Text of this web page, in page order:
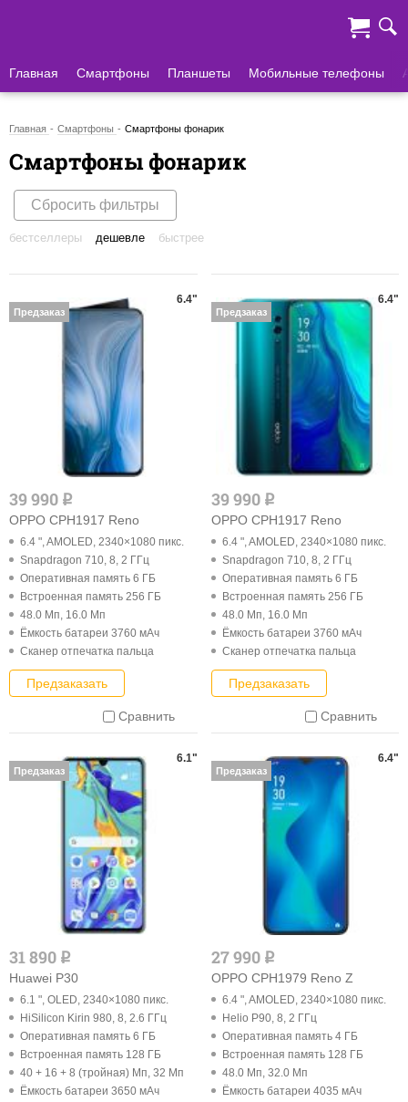
Главная Смартфоны Планшеты Мобильные телефоны
Главная Смартфоны Смартфоны фонарик
Смартфоны фонарик
Сбросить фильтры
бестселлеры дешевле быстрее
39 990 q
OPPO CPH1917 Reno
6.4 ", AMOLED, 2340×1080 пикс.
Snapdragon 710, 8, 2 ГГц
Оперативная память 6 ГБ
Встроенная память 256 ГБ
48.0 Мп, 16.0 Мп
Ёмкость батареи 3760 мАч
Cканер отпечатка пальца
Предзаказать
Сравнить
6.4"
Предзаказ
39 990 q
OPPO CPH1917 Reno
6.4 ", AMOLED, 2340×1080 пикс.
Snapdragon 710, 8, 2 ГГц
Оперативная память 6 ГБ
Встроенная память 256 ГБ
48.0 Мп, 16.0 Мп
Ёмкость батареи 3760 мАч
Cканер отпечатка пальца
Предзаказать
Сравнить
6.4"
Предзаказ
31 890 q
Huawei P30
6.1 ", OLED, 2340×1080 пикс.
HiSilicon Kirin 980, 8, 2.6 ГГц
Оперативная память 6 ГБ
Встроенная память 128 ГБ
40 + 16 + 8 (тройная) Мп, 32 Мп
Ёмкость батареи 3650 мАч
6.1"
Предзаказ
27 990 q
OPPO CPH1979 Reno Z
6.4 ", AMOLED, 2340×1080 пикс.
Helio P90, 8, 2 ГГц
Оперативная память 4 ГБ
Встроенная память 128 ГБ
48.0 Мп, 32.0 Мп
Ёмкость батареи 4035 мАч
6.4"
Предзаказ